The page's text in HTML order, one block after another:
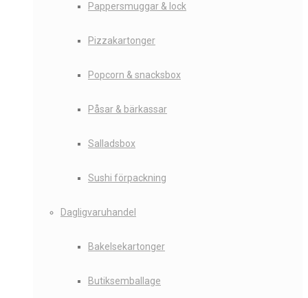
Pappersmuggar & lock
Pizzakartonger
Popcorn & snacksbox
Påsar & bärkassar
Salladsbox
Sushi förpackning
Dagligvaruhandel
Bakelsekartonger
Butiksemballage